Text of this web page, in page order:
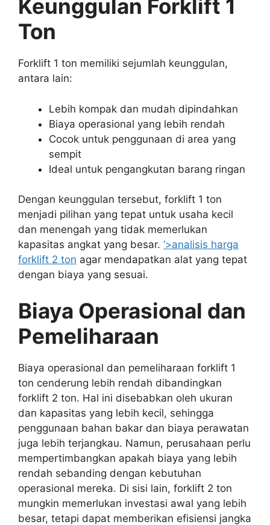
Keunggulan Forklift 1
Ton
Forklift 1 ton memiliki sejumlah keunggulan,
antara lain:
Lebih kompak dan mudah dipindahkan
Biaya operasional yang lebih rendah
Cocok untuk penggunaan di area yang
sempit
Ideal untuk pengangkutan barang ringan
Dengan keunggulan tersebut, forklift 1 ton
menjadi pilihan yang tepat untuk usaha kecil
dan menengah yang tidak memerlukan
kapasitas angkat yang besar. ‘>analisis harga
forklift 2 ton agar mendapatkan alat yang tepat
dengan biaya yang sesuai.
Biaya Operasional dan
Pemeliharaan
Biaya operasional dan pemeliharaan forklift 1
ton cenderung lebih rendah dibandingkan
forklift 2 ton. Hal ini disebabkan oleh ukuran
dan kapasitas yang lebih kecil, sehingga
penggunaan bahan bakar dan biaya perawatan
juga lebih terjangkau. Namun, perusahaan perlu
mempertimbangkan apakah biaya yang lebih
rendah sebanding dengan kebutuhan
operasional mereka. Di sisi lain, forklift 2 ton
mungkin memerlukan investasi awal yang lebih
besar, tetapi dapat memberikan efisiensi jangka